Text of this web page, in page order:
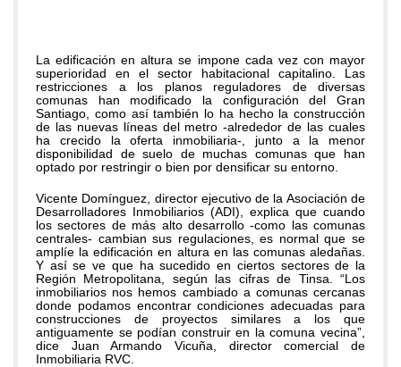
La edificación en altura se impone cada vez con mayor
superioridad en el sector habitacional capitalino. Las
restricciones a los planos reguladores de diversas
comunas han modificado la configuración del Gran
Santiago, como así también lo ha hecho la construcción
de las nuevas líneas del metro -alrededor de las cuales
ha crecido la oferta inmobiliaria-, junto a la menor
disponibilidad de suelo de muchas comunas que han
optado por restringir o bien por densificar su entorno.
Vicente Domínguez, director ejecutivo de la Asociación de
Desarrolladores Inmobiliarios (ADI), explica que cuando
los sectores de más alto desarrollo -como las comunas
centrales- cambian sus regulaciones, es normal que se
amplíe la edificación en altura en las comunas aledañas.
Y así se ve que ha sucedido en ciertos sectores de la
Región Metropolitana, según las cifras de Tinsa. “Los
inmobiliarios nos hemos cambiado a comunas cercanas
donde podamos encontrar condiciones adecuadas para
construcciones de proyectos similares a los que
antiguamente se podían construir en la comuna vecina”,
dice Juan Armando Vicuña, director comercial de
Inmobiliaria RVC.